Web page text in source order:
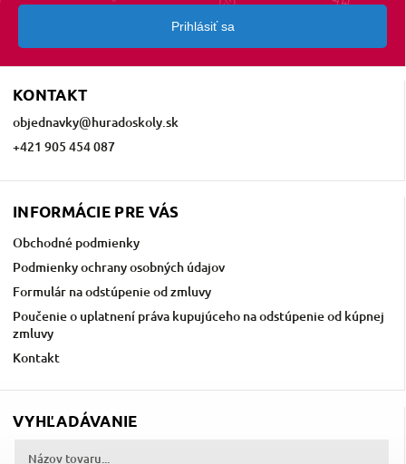
KONTAKT
objednavky@huradoskoly.sk
+421 905 454 087
INFORMÁCIE PRE VÁS
Obchodné podmienky
Podmienky ochrany osobných údajov
Formulár na odstúpenie od zmluvy
Poučenie o uplatnení práva kupujúceho na odstúpenie od kúpnej
zmluvy
Kontakt
Prihlásiť sa
VYHĽADÁVANIE